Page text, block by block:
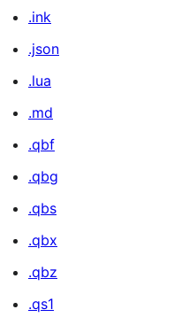
.ink
.json
.lua
.md
.qbf
.qbg
.qbs
.qbx
.qbz
.qs1